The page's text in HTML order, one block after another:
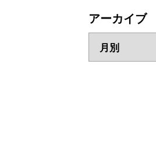
アーカイブ